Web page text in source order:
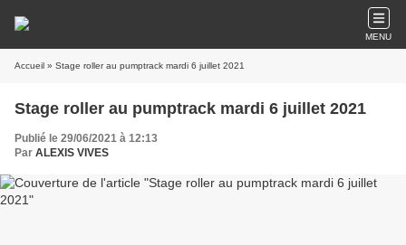
MENU
Accueil » Stage roller au pumptrack mardi 6 juillet 2021
Stage roller au pumptrack mardi 6 juillet 2021
Publié le 29/06/2021 à 12:13
Par ALEXIS VIVES